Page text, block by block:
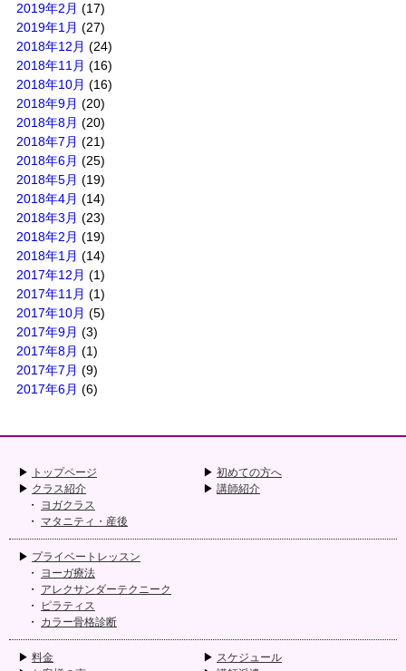
2019年2月 (17)
2019年1月 (27)
2018年12月 (24)
2018年11月 (16)
2018年10月 (16)
2018年9月 (20)
2018年8月 (20)
2018年7月 (21)
2018年6月 (25)
2018年5月 (19)
2018年4月 (14)
2018年3月 (23)
2018年2月 (19)
2018年1月 (14)
2017年12月 (1)
2017年11月 (1)
2017年10月 (5)
2017年9月 (3)
2017年8月 (1)
2017年7月 (9)
2017年6月 (6)
トップページ
初めての方へ
クラス紹介
ヨガクラス
マタニティ・産後
講師紹介
プライベートレッスン
ヨーガ療法
アレクサンダーテクニーク
ピラティス
カラー骨格診断
料金
スケジュール